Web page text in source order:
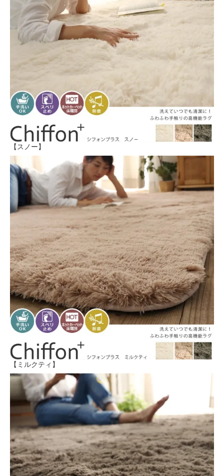
【スノー】
【ミルクティ】